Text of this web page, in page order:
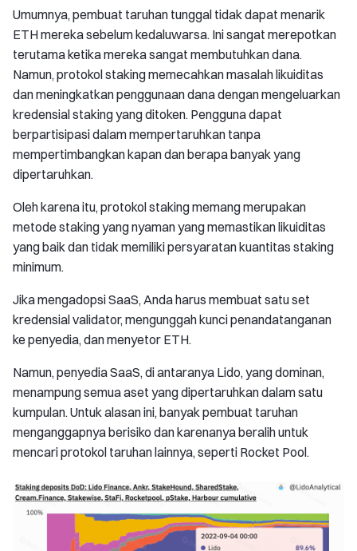
Umumnya, pembuat taruhan tunggal tidak dapat menarik
ETH mereka sebelum kedaluwarsa. Ini sangat merepotkan
terutama ketika mereka sangat membutuhkan dana.
Namun, protokol staking memecahkan masalah likuiditas
dan meningkatkan penggunaan dana dengan mengeluarkan
kredensial staking yang ditoken. Pengguna dapat
berpartisipasi dalam mempertaruhkan tanpa
mempertimbangkan kapan dan berapa banyak yang
dipertaruhkan.
Oleh karena itu, protokol staking memang merupakan
metode staking yang nyaman yang memastikan likuiditas
yang baik dan tidak memiliki persyaratan kuantitas staking
minimum.
Jika mengadopsi SaaS, Anda harus membuat satu set
kredensial validator, mengunggah kunci penandatanganan
ke penyedia, dan menyetor ETH.
Namun, penyedia SaaS, di antaranya Lido, yang dominan,
menampung semua aset yang dipertaruhkan dalam satu
kumpulan. Untuk alasan ini, banyak pembuat taruhan
menganggapnya berisiko dan karenanya beralih untuk
mencari protokol taruhan lainnya, seperti Rocket Pool.